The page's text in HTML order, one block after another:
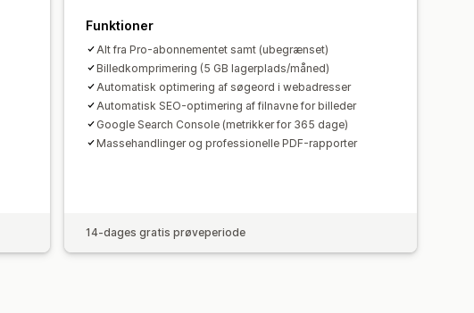
Funktioner
Alt fra Pro-abonnementet samt (ubegrænset)
Billedkomprimering (5 GB lagerplads/måned)
Automatisk optimering af søgeord i webadresser
Automatisk SEO-optimering af filnavne for billeder
Google Search Console (metrikker for 365 dage)
Massehandlinger og professionelle PDF-rapporter
14-dages gratis prøveperiode